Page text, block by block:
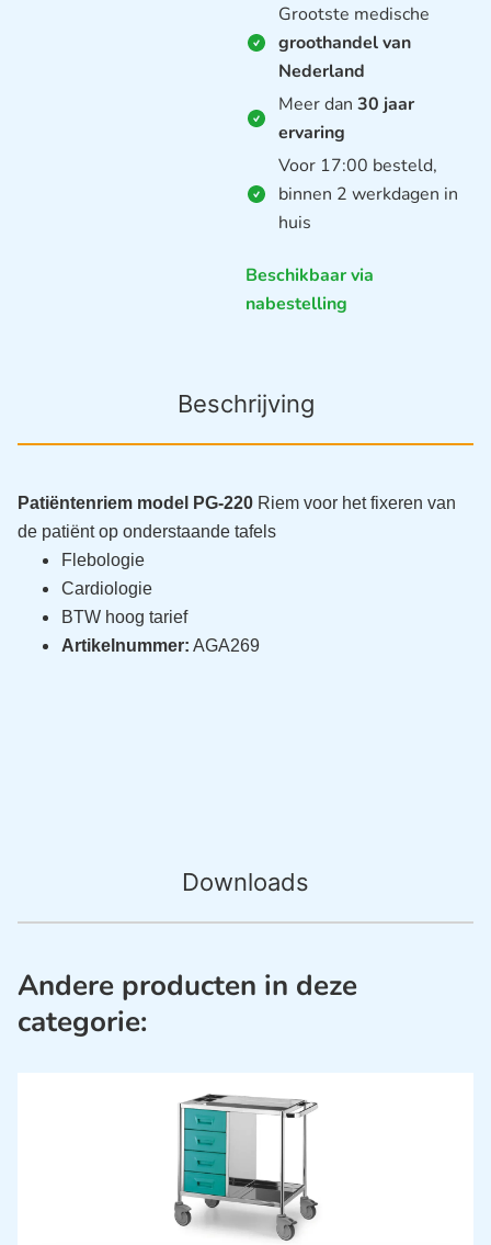
Grootste medische
groothandel van
Nederland
Meer dan 30 jaar
ervaring
Voor 17:00 besteld,
binnen 2 werkdagen in
huis
Beschikbaar via
nabestelling
Beschrijving
Downloads
Patiëntenriem model PG-220 Riem voor het fixeren van
de patiënt op onderstaande tafels
Flebologie
Cardiologie
BTW hoog tarief
Artikelnummer: AGA269
Andere producten in deze
categorie: